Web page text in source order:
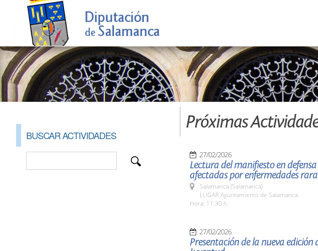
BUSCAR ACTIVIDADES
Próximas
27/02/2026
Lectura del manifiesto en
afectadas por enfermedades
Salamanca (Salamanca)
LUGAR Ayuntamiento de Salamanca.
Hora: 11:30 h.
27/02/2026
Presentación de la nueva edición